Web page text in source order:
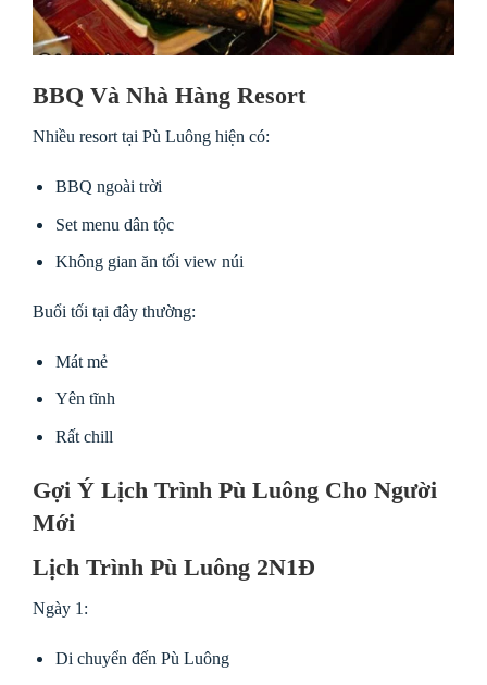
BBQ Và Nhà Hàng Resort
Nhiều resort tại Pù Luông hiện có:
BBQ ngoài trời
Set menu dân tộc
Không gian ăn tối view núi
Buổi tối tại đây thường:
Mát mẻ
Yên tĩnh
Rất chill
Gợi Ý Lịch Trình Pù Luông Cho Người
Mới
Lịch Trình Pù Luông 2N1Đ
Ngày 1:
Di chuyển đến Pù Luông